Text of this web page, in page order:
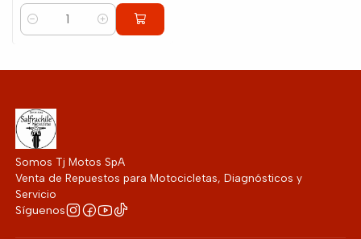
Cantidad
Somos Tj Motos SpA
Venta de Repuestos para Motocicletas, Diagnósticos y
Servicio
Síguenos